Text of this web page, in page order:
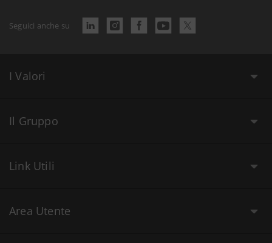
Seguici anche su
I Valori
Il Gruppo
Link Utili
Area Utente